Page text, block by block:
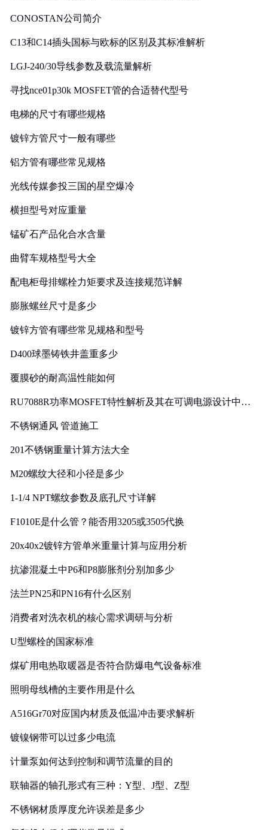
CONOSTAN公司简介
C13和C14插头国标与欧标的区别及其标准解析
LGJ-240/30导线参数及载流量解析
寻找nce01p30k MOSFET管的合适替代型号
电梯的尺寸有哪些规格
镀锌方管尺寸一般有哪些
铝方管有哪些常见规格
光线传媒参投三国的星空爆冷
横担型号对应重量
锰矿石产品化合水含量
曲臂车规格型号大全
配电柜母排螺栓力矩要求及连接规范详解
膨胀螺丝尺寸是多少
镀锌方管有哪些常见规格和型号
D400球墨铸铁井盖重多少
覆膜砂的耐高温性能如何
RU7088R功率MOSFET特性解析及其在可调电源设计中的
不锈钢通风 管道施工
201不锈钢重量计算方法大全
M20螺纹大径和小径是多少
1-1/4 NPT螺纹参数及底孔尺寸详解
F1010E是什么管？能否用3205或3505代换
20x40x2镀锌方管单米重量计算与应用分析
抗渗混凝土中P6和P8膨胀剂分别加多少
法兰PN25和PN16有什么区别
消费者对洗衣机的核心需求调研与分析
U型螺栓的国家标准
煤矿用电热取暖器是否符合防爆电气设备标准
照明母线槽的主要作用是什么
A516Gr70对应国内材质及低温冲击要求解析
镀镍钢带可以过多少电流
计量泵如何达到控制和调节流量的目的
联轴器的轴孔形式有三种：Y型、J型、Z型
不锈钢材质厚度允许误差是多少